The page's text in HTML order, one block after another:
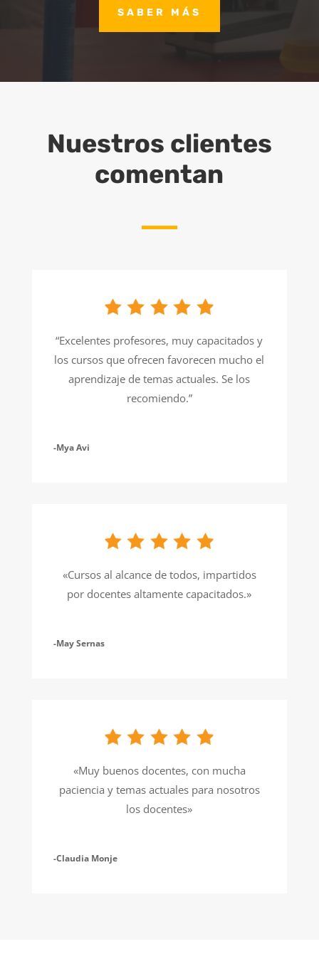
SABER MÁS
Nuestros clientes
comentan
“Excelentes profesores, muy capacitados y
los cursos que ofrecen favorecen mucho el
aprendizaje de temas actuales. Se los
recomiendo.”
-Mya Avi
«Cursos al alcance de todos, impartidos
por docentes altamente capacitados.»
-May Sernas
«Muy buenos docentes, con mucha
paciencia y temas actuales para nosotros
los docentes»
-Claudia Monje